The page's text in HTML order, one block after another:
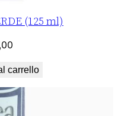
(125 ml)
carrello